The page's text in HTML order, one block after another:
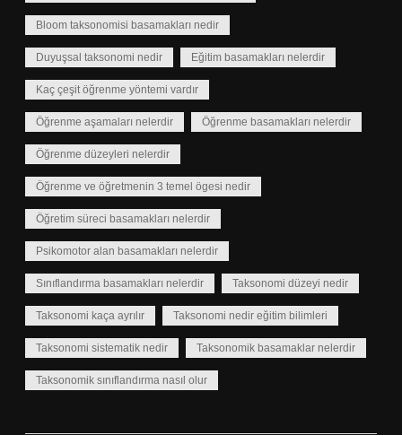
Bloom taksonomisi basamakları nedir
Duyuşsal taksonomi nedir Eğitim basamakları nelerdir
Kaç çeşit öğrenme yöntemi vardır
Öğrenme aşamaları nelerdir Öğrenme basamakları nelerdir
Öğrenme düzeyleri nelerdir
Öğrenme ve öğretmenin 3 temel ögesi nedir
Öğretim süreci basamakları nelerdir
Psikomotor alan basamakları nelerdir
Sınıflandırma basamakları nelerdir Taksonomi düzeyi nedir
Taksonomi kaça ayrılır Taksonomi nedir eğitim bilimleri
Taksonomi sistematik nedir Taksonomik basamaklar nelerdir
Taksonomik sınıflandırma nasıl olur